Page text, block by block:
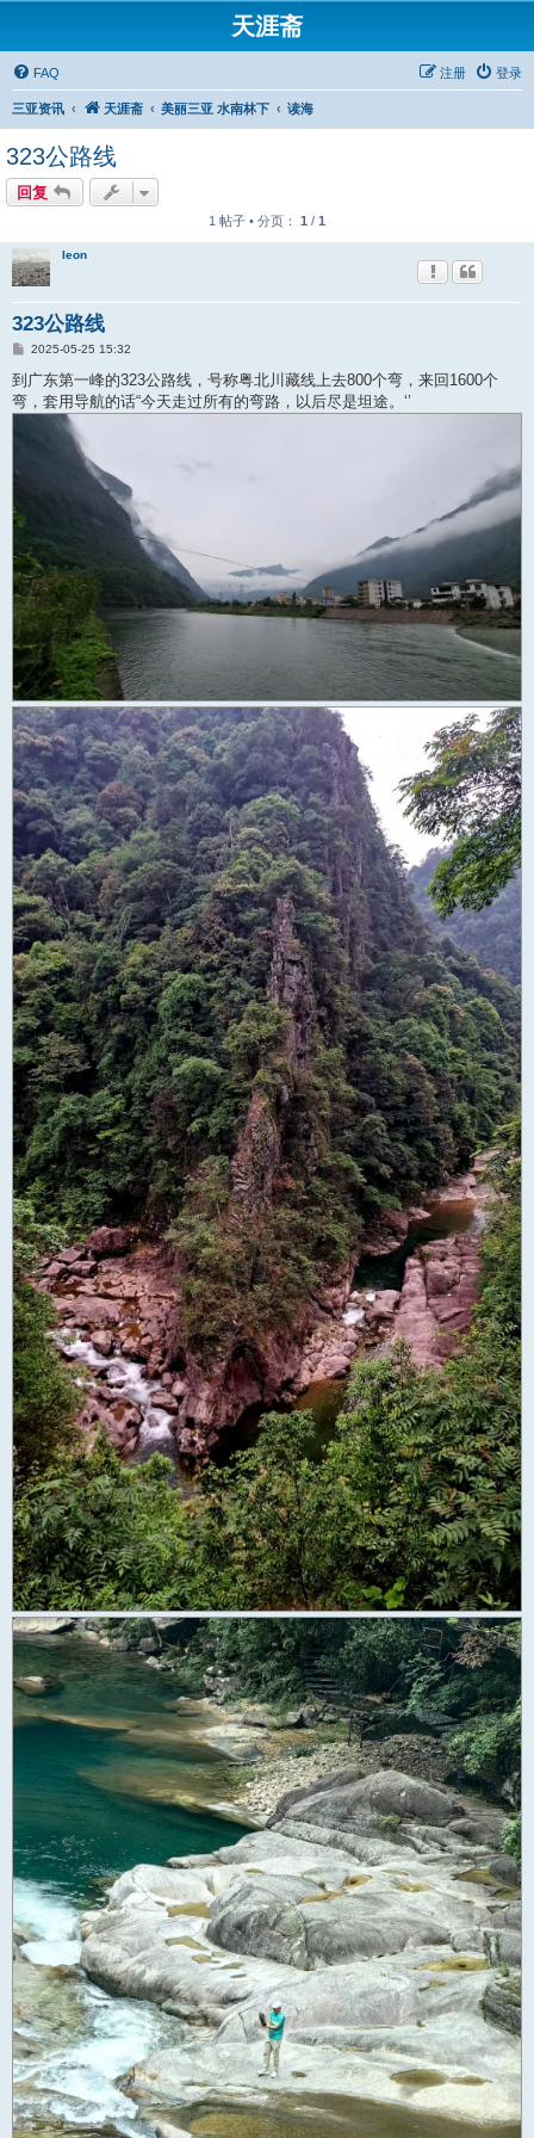
天涯斋
FAQ 登录
注册
三亚资讯 天涯斋 美丽三亚 水南林下 读海
323公路线
回复
1 帖子 • 分页： 1 / 1
leon
323公路线
帖
2025-05-25 15:32
到广东第一峰的323公路线，号称粤北川藏线上去800个弯，来回1600个
弯，套用导航的话“今天走过所有的弯路，以后尽是坦途。‘’